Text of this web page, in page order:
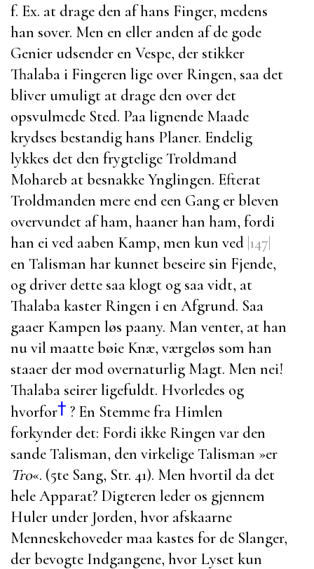
f. Ex. at drage den af hans Finger, medens
han sover. Men en eller anden af de gode
Genier udsender en Vespe, der stikker
Thalabai Fingeren lige over Ringen, saa det
bliver umuligt at drage den over det
opsvulmede Sted. Paa lignende Maade
krydses bestandig hans Planer. Endelig
lykkes det den frygtelige Troldmand
Mohareb at besnakke Ynglingen. Efterat
Troldmanden mere end een Gang er bleven
overvundet af ham, haaner han ham, fordi
han ei ved aaben Kamp, men kun ved |147|
en Talisman har kunnet beseire sin Fjende,
og driver dette saa klogt og saa vidt, at
Thalabakaster Ringen i en Afgrund. Saa
gaaer Kampen løs paany. Man venter, at han
nu vil maatte bøie Knæ, værgeløs som han
staaer der mod overnaturlig Magt. Men nei!
Thalaba seirer ligefuldt. Hvorledes og
hvorfor† ? En Stemme fra Himlen
forkynder det: Fordi ikke Ringen var den
sande Talisman, den virkelige Talisman »er
Tro«. (5te Sang, Str. 41). Men hvortil da det
hele Apparat? Digteren leder os gjennem
Huler under Jorden, hvor afskaarne
Menneskehoveder maa kastes for de Slanger,
der bevogte Indgangene, hvor Lyset kun